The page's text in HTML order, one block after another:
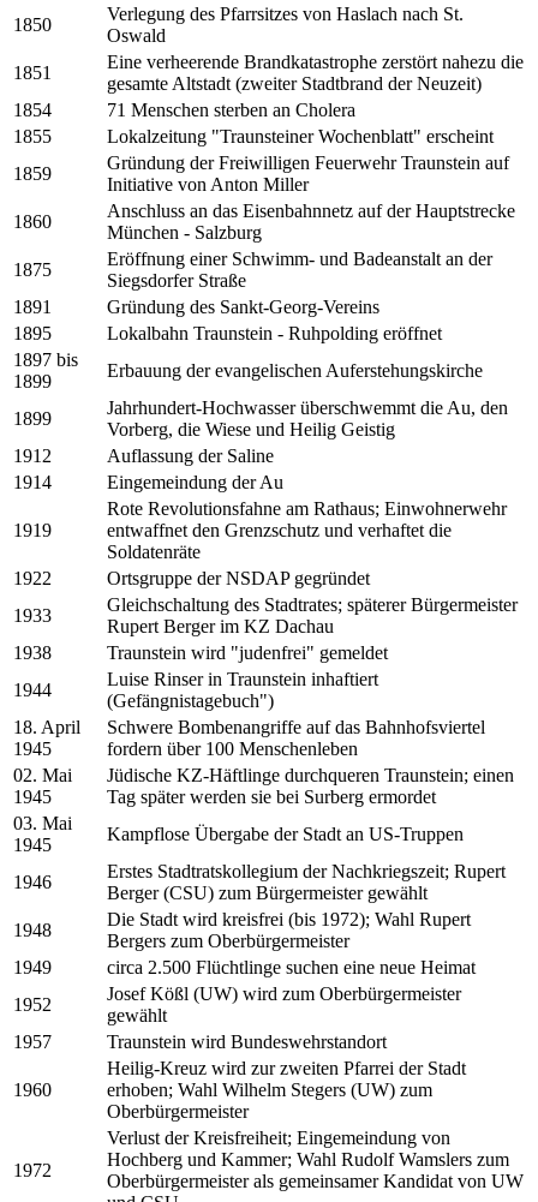
1850
Verlegung des Pfarrsitzes von Haslach nach St.
Oswald
1851
Eine verheerende Brandkatastrophe zerstört nahezu die
gesamte Altstadt (zweiter Stadtbrand der Neuzeit)
1854
71 Menschen sterben an Cholera
1855
Lokalzeitung "Traunsteiner Wochenblatt" erscheint
1859
Gründung der Freiwilligen Feuerwehr Traunstein auf
Initiative von Anton Miller
1860
Anschluss an das Eisenbahnnetz auf der Hauptstrecke
München - Salzburg
1875
Eröffnung einer Schwimm- und Badeanstalt an der
Siegsdorfer Straße
1891
Gründung des Sankt-Georg-Vereins
1895
Lokalbahn Traunstein - Ruhpolding eröffnet
1897 bis
1899
Erbauung der evangelischen Auferstehungskirche
1899
Jahrhundert-Hochwasser überschwemmt die Au, den
Vorberg, die Wiese und Heilig Geistig
1912
Auflassung der Saline
1914
Eingemeindung der Au
1919
Rote Revolutionsfahne am Rathaus; Einwohnerwehr
entwaffnet den Grenzschutz und verhaftet die
Soldatenräte
1922
Ortsgruppe der NSDAP gegründet
1933
Gleichschaltung des Stadtrates; späterer Bürgermeister
Rupert Berger im KZ Dachau
1938
Traunstein wird "judenfrei" gemeldet
1944
Luise Rinser in Traunstein inhaftiert
(Gefängnistagebuch")
18. April
1945
Schwere Bombenangriffe auf das Bahnhofsviertel
fordern über 100 Menschenleben
02. Mai
1945
Jüdische KZ-Häftlinge durchqueren Traunstein; einen
Tag später werden sie bei Surberg ermordet
03. Mai
1945
Kampflose Übergabe der Stadt an US-Truppen
1946
Erstes Stadtratskollegium der Nachkriegszeit; Rupert
Berger (CSU) zum Bürgermeister gewählt
1948
Die Stadt wird kreisfrei (bis 1972); Wahl Rupert
Bergers zum Oberbürgermeister
1949
circa 2.500 Flüchtlinge suchen eine neue Heimat
1952
Josef Kößl (UW) wird zum Oberbürgermeister
gewählt
1957
Traunstein wird Bundeswehrstandort
1960
Heilig-Kreuz wird zur zweiten Pfarrei der Stadt
erhoben; Wahl Wilhelm Stegers (UW) zum
Oberbürgermeister
1972
Verlust der Kreisfreiheit; Eingemeindung von
Hochberg und Kammer; Wahl Rudolf Wamslers zum
Oberbürgermeister als gemeinsamer Kandidat von UW